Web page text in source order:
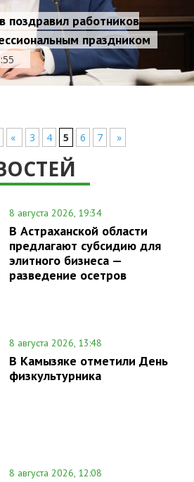
поздравил работников
праздником
« 3 4 5 6 7 »
8 августа 2026, 19:34
В Астраханской области
предлагают субсидию для
элитного бизнеса —
разведение осетров
8 августа 2026, 13:48
В Камызяке отметили День
физкультурника
8 августа 2026, 12:08